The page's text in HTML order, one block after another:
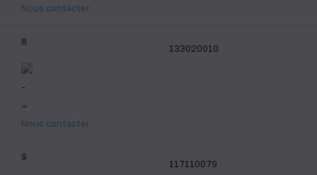
9
117110079
Nous contacter
8
133020010
-
-
Nous contacter